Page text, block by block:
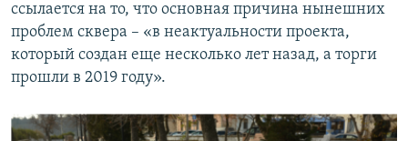
ссылается на то, что основная причина нынешних
проблем сквера – «в неактуальности проекта,
который создан еще несколько лет назад, а торги
прошли в 2019 году».